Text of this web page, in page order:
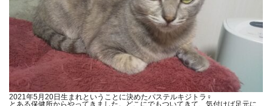
2021年5月20日生まれということに決めたパステルキジトラ♀
とある保健所からやってきました。どこにでもついてきて、気付けば足元に